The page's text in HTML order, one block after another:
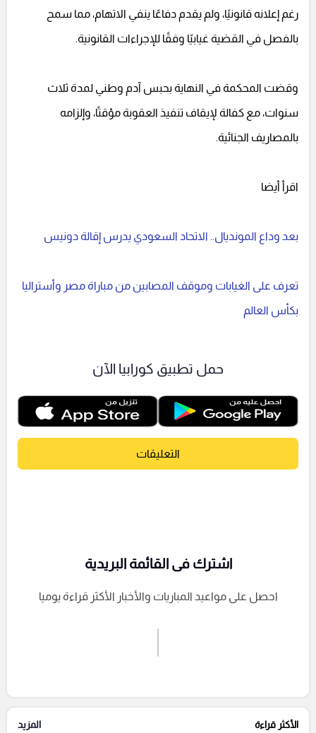
رغم إعلانه قانونيًا، ولم يقدم دفاعًا ينفي الاتهام، مما سمح
بالفصل في القضية غيابيًا وفقًا للإجراءات القانونية.
وقضت المحكمة في النهاية بحبس آدم وطني لمدة ثلاث
سنوات، مع كفالة لإيقاف تنفيذ العقوبة مؤقتًا، وإلزامه
بالمصاريف الجنائية.
اقرأ أيضا
بعد وداع المونديال.. الاتحاد السعودي يدرس إقالة دونيس
تعرف على الغيابات وموقف المصابين من مباراة مصر وأستراليا
بكأس العالم
حمل تطبيق كورابيا الآن
التعليقات
إرسال تعليق
اشترك فى القائمة البريدية
احصل على مواعيد المباريات والأخبار الأكثر قراءة يوميا
الأكثر قراءة المزيد